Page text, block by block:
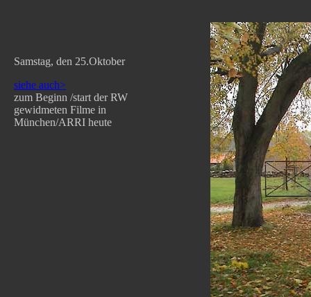
Samstag, den 25.Oktober
siehe auch>
zum Beginn /start der RW
gewidmeten Filme in
München/ARRI heute